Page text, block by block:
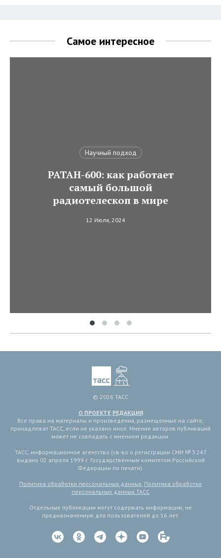
Самое интересное
Научный подход
РАТАН-600: как работает
самый большой
радиотелескоп в мире
12 Июля, 2024
© 2026 ТАСС
О ПРОЕКТЕ РЕДАКЦИЯ
Все права на материалы и произведения, размещенные на сайте,
принадлежат ТАСС, если не указано иное. Мнение авторов публикаций
может не совпадать с мнением редакции.
ТАСС, информационное агентство (св-во о регистрации СМИ № 3 247
выдано 02 апреля 1999 г. Государственным комитетом Российской
Федерации по печати).
Политика обработки персональных данных, Политика обработки
персональных данных ТАСС
Отдельные публикации могут содержать информацию, не
предназначенную для пользователей до 16 лет.